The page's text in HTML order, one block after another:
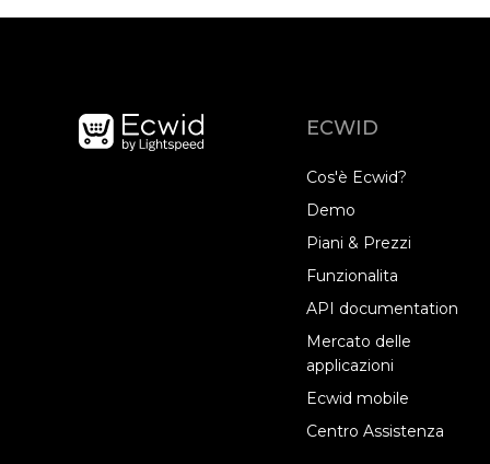
ECWID
Cos'è Ecwid?
Demo
Piani & Prezzi
Funzionalita
API documentation
Mercato delle
applicazioni
Ecwid mobile
Centro Assistenza